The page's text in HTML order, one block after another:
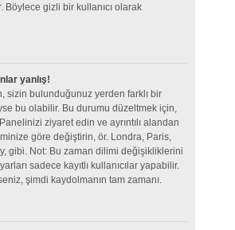
Böylece gizli bir kullanıcı olarak
yanlış!
sizin bulunduğunuz yerden farklı bir
bu olabilir. Bu durumu düzeltmek için,
ziyaret edin ve ayrıntılı alandan
göre değiştirin, ör. Londra, Paris,
gibi. Not: Bu zaman dilimi değişikliklerini
sadece kayıtlı kullanıcılar yapabilir.
şimdi kaydolmanın tam zamanı.